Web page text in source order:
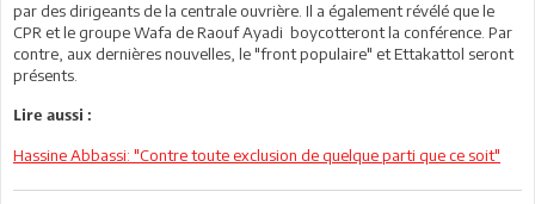
par des dirigeants de la centrale ouvrière. Il a également révélé que le
CPR et le groupe Wafa de Raouf Ayadi boycotteront la conférence. Par
contre, aux dernières nouvelles, le "front populaire" et Ettakattol seront
présents.
Lire aussi :
Hassine Abbassi: "Contre toute exclusion de quelque parti que ce soit"